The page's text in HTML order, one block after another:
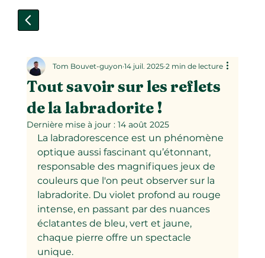
Tout savoir sur les reflets
de la labradorite !
Tom Bouvet-guyon 14 juil. 2025 2 min de lecture
Dernière mise à jour : 14 août 2025
La labradorescence est un phénomène
optique aussi fascinant qu’étonnant,
responsable des magnifiques jeux de
couleurs que l'on peut observer sur la
labradorite. Du violet profond au rouge
intense, en passant par des nuances
éclatantes de bleu, vert et jaune,
chaque pierre offre un spectacle
unique.